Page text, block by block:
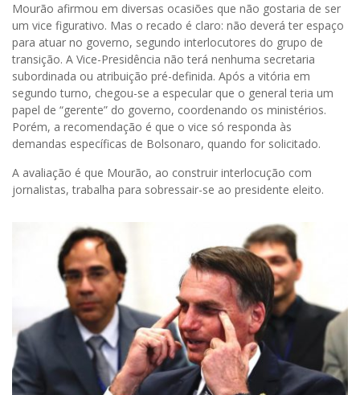
Mourão afirmou em diversas ocasiões que não gostaria de ser
um vice figurativo. Mas o recado é claro: não deverá ter espaço
para atuar no governo, segundo interlocutores do grupo de
transição. A Vice-Presidência não terá nenhuma secretaria
subordinada ou atribuição pré-definida. Após a vitória em
segundo turno, chegou-se a especular que o general teria um
papel de “gerente” do governo, coordenando os ministérios.
Porém, a recomendação é que o vice só responda às
demandas específicas de Bolsonaro, quando for solicitado.
A avaliação é que Mourão, ao construir interlocução com
jornalistas, trabalha para sobressair-se ao presidente eleito.